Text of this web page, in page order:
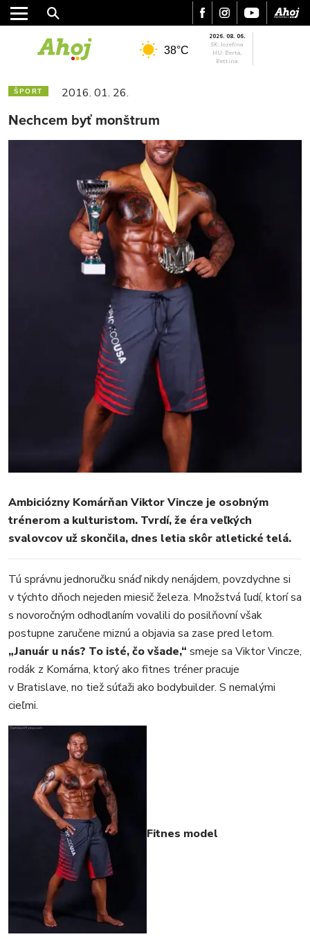
MESTO
ŠPORT
KULTÚRA
FOTKY
38°C
2026. 08. 06.
SK: Jozefína
HU: Berta,
Bettina
ŠPORT 2016. 01. 26.
Nechcem byť monštrum
Ambiciózny Komárňan Viktor Vincze je osobným
trénerom a kulturistom. Tvrdí, že éra veľkých
svalovcov už skončila, dnes letia skôr atletické telá.
Tú správnu jednoručku snáď nikdy nenájdem, povzdychne si
v týchto dňoch nejeden miesič železa. Množstvá ľudí, ktorí sa
s novoročným odhodlaním vovalili do posilňovní však
postupne zaručene miznú a objavia sa zase pred letom.
„Január u nás? To isté, čo všade,“ smeje sa Viktor Vincze,
rodák z Komárna, ktorý ako fitnes tréner pracuje
v Bratislave, no tiež súťaži ako bodybuilder. S nemalými
cieľmi.
Fitnes model